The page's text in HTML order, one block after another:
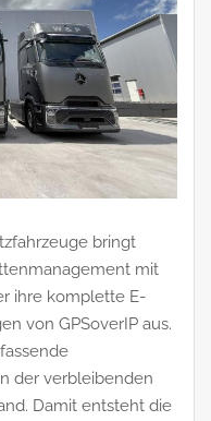
bringt
mit
ihre komplette E-
von GPSoverIP aus.
der verbleibenden
Damit entsteht die